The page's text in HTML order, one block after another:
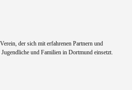
der sich mit erfahrenen Partnern und
und Familien in Dortmund einsetzt.